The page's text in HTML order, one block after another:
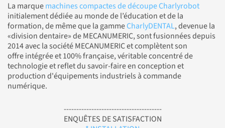
La marquemachines compactes de découpe Charlyrobot
initialement dédiée au monde de l’éducation et de la
formation, de même que la gammeCharlyDENTAL, devenue la
«division dentaire» de MECANUMERIC, sont fusionnées depuis
2014 avec la société MECANUMERIC et complètent son
offre intégrée et 100% française, véritable concentré de
technologie et reflet du savoir-faire en conception et
production d'équipements industriels à commande
numérique.
---------------------------------------
ENQUÊTES DE SATISFACTION